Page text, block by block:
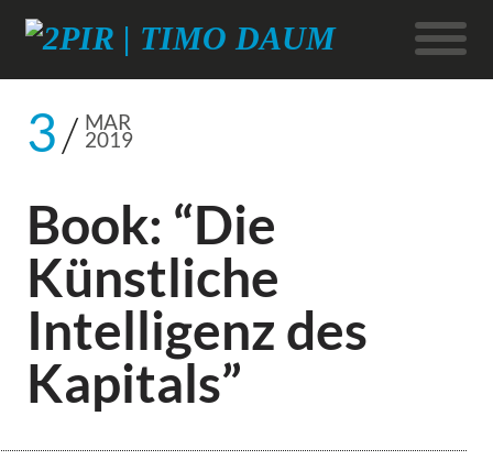
3 MAR
2019
Book: “Die
Künstliche
Intelligenz des
Kapitals”